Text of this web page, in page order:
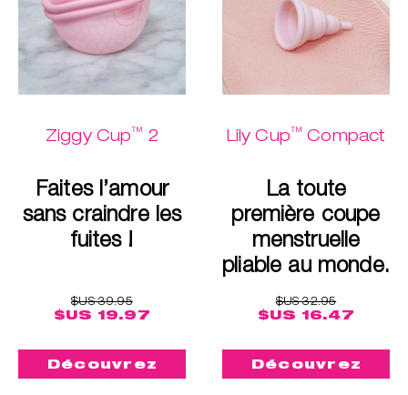
Ziggy Cup™ 2
Faites l’amour
sans craindre les
fuites !
$US 39.95
$US 19.97
Découvrez
Lily Cup™ Compact
La toute
première coupe
menstruelle
pliable au monde.
$US 32.95
$US 16.47
Découvrez